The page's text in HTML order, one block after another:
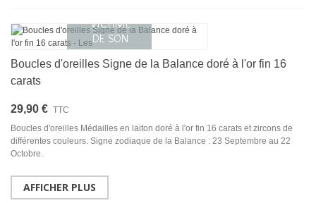
Boucles d'oreilles Signe de la Balance doré à l'or fin 16
carats
29,90 € TTC
Boucles d'oreilles Médailles en laiton doré à l'or fin 16 carats et zircons de
différentes couleurs. Signe zodiaque de la Balance : 23 Septembre au 22
Octobre.
AFFICHER PLUS